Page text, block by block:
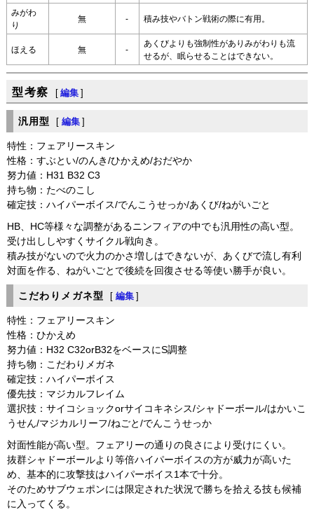
みがわ
り
無 - 積み技やバトン戦術の際に有用。
ほえる 無 -
あくびよりも強制性がありみがわりも流
せるが、眠らせることはできない。
型考察 [ 編集 ]
汎用型 [ 編集 ]
特性：フェアリースキン
性格：すぶとい/のんき/ひかえめ/おだやか
努力値：H31 B32 C3
持ち物：たべのこし
確定技：ハイパーボイス/でんこうせっか/あくび/ねがいごと
HB、HC等様々な調整があるニンフィアの中でも汎用性の高い型。
受け出ししやすくサイクル戦向き。
積み技がないので火力のかさ増しはできないが、あくびで流し有利
対面を作る、ねがいごとで後続を回復させる等使い勝手が良い。
こだわりメガネ型 [ 編集 ]
特性：フェアリースキン
性格：ひかえめ
努力値：H32 C32orB32をベースにS調整
持ち物：こだわりメガネ
確定技：ハイパーボイス
優先技：マジカルフレイム
選択技：サイコショックorサイコキネシス/シャドーボール/はかいこ
うせん/マジカルリーフ/ねごと/でんこうせっか
対面性能が高い型。フェアリーの通りの良さにより受けにくい。
抜群シャドーボールより等倍ハイパーボイスの方が威力が高いた
め、基本的に攻撃技はハイパーボイス1本で十分。
そのためサブウェポンには限定された状況で勝ちを拾える技も候補
に入ってくる。